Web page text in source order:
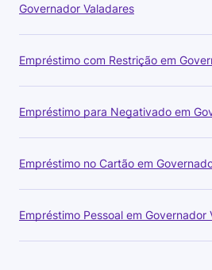
Governador Valadares
Empréstimo com Restrição em
Empréstimo para Negativado em
Empréstimo no Cartão em
Empréstimo Pessoal em Governador